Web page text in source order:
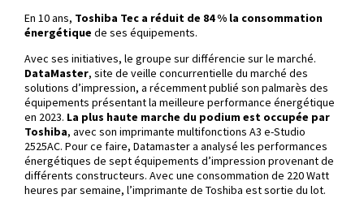
En 10 ans, Toshiba Tec a réduit de 84 % la consommation
énergétique de ses équipements.
Avec ses initiatives, le groupe sur différencie sur le marché.
DataMaster, site de veille concurrentielle du marché des
solutions d’impression, a récemment publié son palmarès des
équipements présentant la meilleure performance énergétique
en 2023. La plus haute marche du podium est occupée par
Toshiba, avec son imprimante multifonctions A3 e-Studio
2525AC. Pour ce faire, Datamaster a analysé les performances
énergétiques de sept équipements d’impression provenant de
différents constructeurs. Avec une consommation de 220 Watt
heures par semaine, l’imprimante de Toshiba est sortie du lot.